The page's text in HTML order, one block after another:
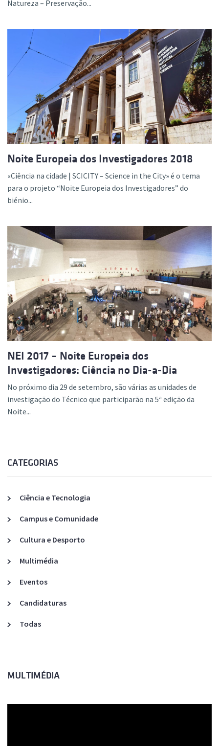
Natureza – Preservação...
Noite Europeia dos Investigadores 2018
«Ciência na cidade | SCICITY – Science in the City» é o tema
para o projeto “Noite Europeia dos Investigadores” do
biénio...
NEI 2017 – Noite Europeia dos
Investigadores: Ciência no Dia-a-Dia
No próximo dia 29 de setembro, são várias as unidades de
investigação do Técnico que participarão na 5ª edição da
Noite...
CATEGORIAS
Ciência e Tecnologia
Campus e Comunidade
Cultura e Desporto
Multimédia
Eventos
Candidaturas
Todas
MULTIMÉDIA